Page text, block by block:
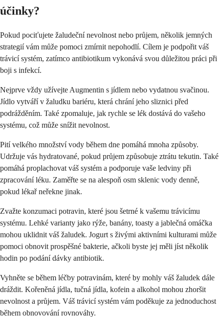
účinky?
Pokud pociťujete žaludeční nevolnost nebo průjem, několik jemných
strategií vám může pomoci zmírnit nepohodlí. Cílem je podpořit váš
trávicí systém, zatímco antibiotikum vykonává svou důležitou práci při
boji s infekcí.
Nejprve vždy užívejte Augmentin s jídlem nebo vydatnou svačinou.
Jídlo vytváří v žaludku bariéru, která chrání jeho sliznici před
podrážděním. Také zpomaluje, jak rychle se lék dostává do vašeho
systému, což může snížit nevolnost.
Pití velkého množství vody během dne pomáhá mnoha způsoby.
Udržuje vás hydratované, pokud průjem způsobuje ztrátu tekutin. Také
pomáhá proplachovat váš systém a podporuje vaše ledviny při
zpracování léku. Zaměřte se na alespoň osm sklenic vody denně,
pokud lékař neřekne jinak.
Zvažte konzumaci potravin, které jsou šetrné k vašemu trávicímu
systému. Lehké varianty jako rýže, banány, toasty a jablečná omáčka
mohou uklidnit váš žaludek. Jogurt s živými aktivními kulturami může
pomoci obnovit prospěšné bakterie, ačkoli byste jej měli jíst několik
hodin po podání dávky antibiotik.
Vyhněte se během léčby potravinám, které by mohly váš žaludek dále
dráždit. Kořeněná jídla, tučná jídla, kofein a alkohol mohou zhoršit
nevolnost a průjem. Váš trávicí systém vám poděkuje za jednoduchost
během obnovování rovnováhy.